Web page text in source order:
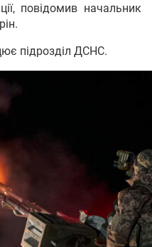
повідомив начальник
підрозділ ДСНС.